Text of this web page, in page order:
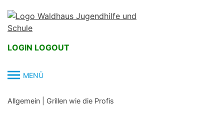
content
LOGIN LOGOUT
MENÜ
Allgemein Grillen wie die Profis